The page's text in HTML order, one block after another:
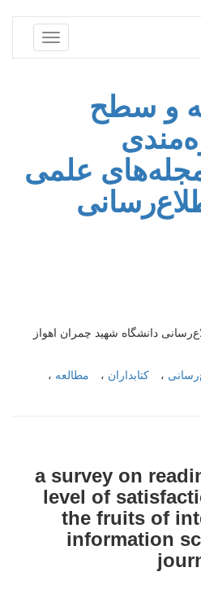
Toggle
navigation
و سطح
مجله‌های علمی
دانشگاه شهید چمران اهواز
کتابداران
مطالعه
a survey on
level of
the fruits of
information